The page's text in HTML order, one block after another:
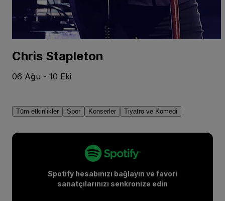
Chris Stapleton
06 Ağu - 10 Eki
Tüm etkinlikler Spor Konserler Tiyatro ve Komedi
Spotify hesabınızı bağlayın ve favori
sanatçılarınızı senkronize edin